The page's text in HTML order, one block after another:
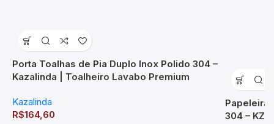
Porta Toalhas de Pia Duplo Inox Polido 304 –
Kazalinda | Toalheiro Lavabo Premium
Kazalinda
R$164,60
Papeleira
304 – KZI